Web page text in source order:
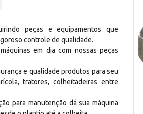
peças e equipamentos que
controle de qualidade.
em dia com nossas peças
e qualidade produtos para seu
tratores, colheitadeiras entre
para manutenção dá sua máquina